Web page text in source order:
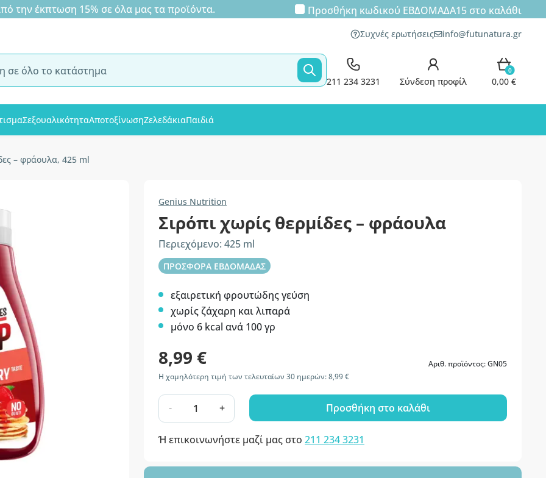
έκπτωση 15% σε όλα μας τα προϊόντα. Προσθήκη κωδικού ΕΒΔΟΜΑΔΑ15στο καλάθι
Συχνές ερωτήσεις info@futunatura.gr
211 234 3231 Σύνδεση προφίλ
0
0,00 €
ΣεξουαλικότηταΑποτοξίνωσηΖελεδάκιαΠαιδιά
– φράουλα, 425 ml
Genius Nutrition
Σιρόπι χωρίς θερμίδες – φράουλα
Περιεχόμενο: 425 ml
ΠΡΟΣΦΟΡΑ ΕΒΔΟΜΑΔΑΣ
εξαιρετική φρουτώδης γεύση
χωρίς ζάχαρη και λιπαρά
μόνο 6 kcal ανά 100 γρ
8,99 €
Αριθ. προϊόντος: GN05
Η χαμηλότερη τιμή των τελευταίων 30 ημερών: 8,99 €
- + Προσθήκη στο καλάθι
Ή επικοινωνήστε μαζί μας στο 211 234 3231